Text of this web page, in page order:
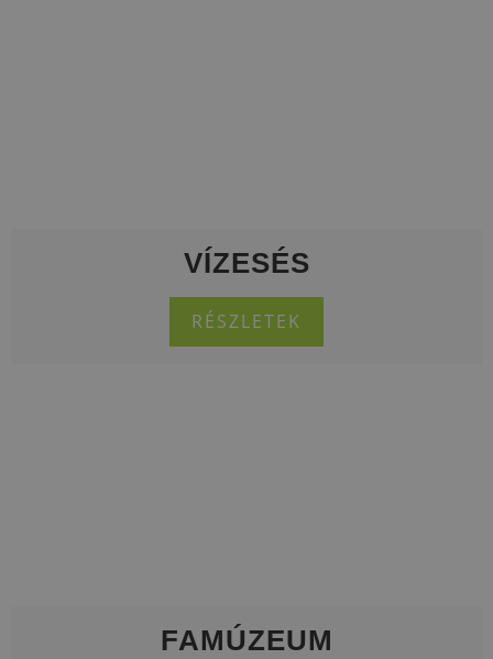
VÍZESÉS
RÉSZLETEK
FAMÚZEUM